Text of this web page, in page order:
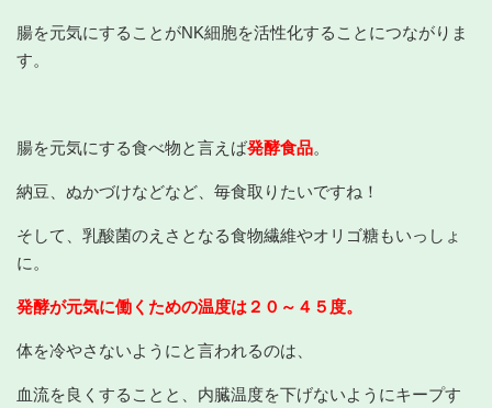
腸を元気にすることがNK細胞を活性化することにつながりま
す。
腸を元気にする食べ物と言えば発酵食品。
納豆、ぬかづけなどなど、毎食取りたいですね！
そして、乳酸菌のえさとなる食物繊維やオリゴ糖もいっしょ
に。
発酵が元気に働くための温度は２０～４５度。
体を冷やさないようにと言われるのは、
血流を良くすることと、内臓温度を下げないようにキープす